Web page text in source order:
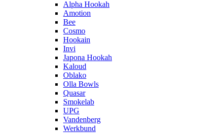
Alpha Hookah
Amotion
Bee
Cosmo
Hookain
Invi
Japona Hookah
Kaloud
Oblako
Olla Bowls
Quasar
Smokelab
UPG
Vandenberg
Werkbund